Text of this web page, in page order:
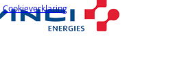
Cookieverklaring